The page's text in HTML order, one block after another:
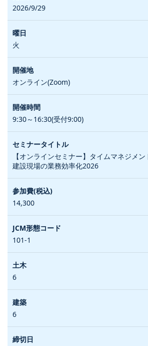
2026/9/29
火
オンライン(Zoom)
9:30～16:30(受付9:00)
【オンラインセミナー】タイムマネジメン
建設現場の業務効率化2026
14,300
101-1
6
6